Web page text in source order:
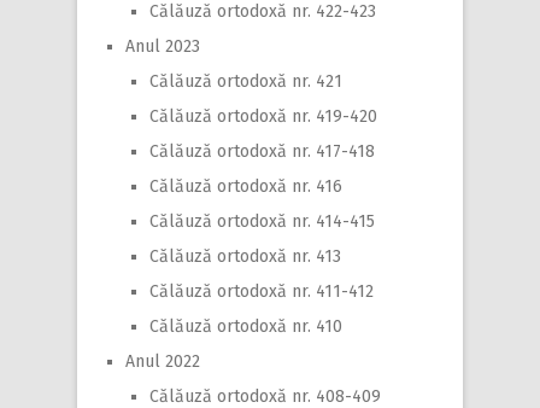
Călăuză ortodoxă nr. 422-423
Anul 2023
Călăuză ortodoxă nr. 421
Călăuză ortodoxă nr. 419-420
Călăuză ortodoxă nr. 417-418
Călăuză ortodoxă nr. 416
Călăuză ortodoxă nr. 414-415
Călăuză ortodoxă nr. 413
Călăuză ortodoxă nr. 411-412
Călăuză ortodoxă nr. 410
Anul 2022
Călăuză ortodoxă nr. 408-409